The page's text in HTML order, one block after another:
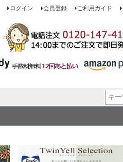
ログイン 会員登録 ご利用ガイド